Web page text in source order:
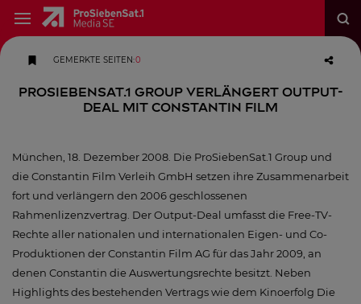
GEMERKTE SEITEN:0
ProSiebenSat.1 Group verlängert Output-
Deal mit Constantin Film
München, 18. Dezember 2008. Die ProSiebenSat.1 Group und
die Constantin Film Verleih GmbH setzen ihre Zusammenarbeit
fort und verlängern den 2006 geschlossenen
Rahmenlizenzvertrag. Der Output-Deal umfasst die Free-TV-
Rechte aller nationalen und internationalen Eigen- und Co-
Produktionen der Constantin Film AG für das Jahr 2009, an
denen Constantin die Auswertungsrechte besitzt. Neben
Highlights des bestehenden Vertrags wie dem Kinoerfolg Die